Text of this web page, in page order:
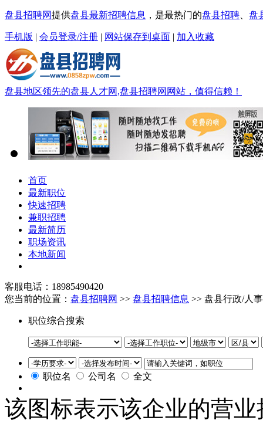
盘县招聘网提供盘县最新招聘信息 ，是最热门的盘县招聘 盘
手机版 | 会员登录/注册 | 网站保存到桌面 | 加入收藏
盘县地区领先的盘县人才网,盘县招聘网网站，值得信赖！
首页
最新职位
快速招聘
兼职招聘
最新简历
职场资讯
本地新闻
客服电话：18985490420
您当前的位置： 盘县招聘网 >> 盘县招聘信息 >> 盘县行政/人
职位综合搜索
职位名 公司名 全文
该图标表示该企业的营